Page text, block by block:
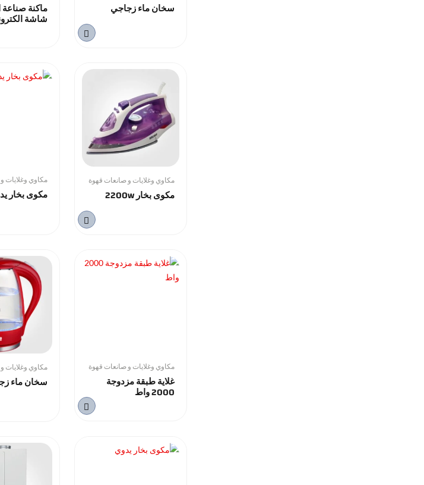
سخان ماء زجاجي ماكنة
شاشة
مكاوي وغلايات و صانعات قهوة
مكوى بخار 2200w
مكاوي وغلايات
مكوى بخار
مكاوي وغلايات و صانعات قهوة
غلاية طبقة مزدوجة
2000 واط
مكاوي وغلايات
سخان ماء